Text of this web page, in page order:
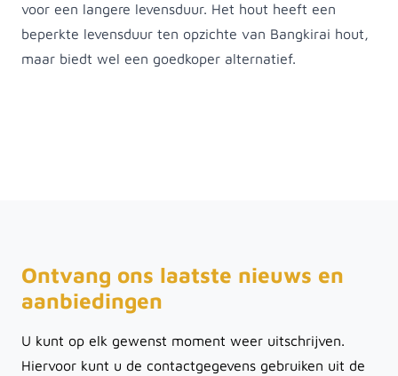
voor een langere levensduur. Het hout heeft een
beperkte levensduur ten opzichte van Bangkirai hout,
maar biedt wel een goedkoper alternatief.
Ontvang ons laatste nieuws en
aanbiedingen
U kunt op elk gewenst moment weer uitschrijven.
Hiervoor kunt u de contactgegevens gebruiken uit de